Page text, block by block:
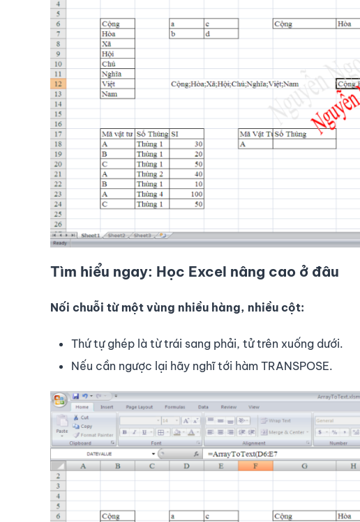
Tìm hiểu ngay: Học Excel nâng cao ở đâu
Nối chuỗi từ một vùng nhiều hàng, nhiều cột:
Thứ tự ghép là từ trái sang phải, tử trên xuống dưới.
Nếu cần ngược lại hãy nghĩ tới hàm TRANSPOSE.